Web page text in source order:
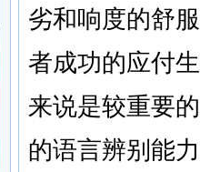
劣和响度的舒
者成功的应付
来说是较重要
的语言辨别能